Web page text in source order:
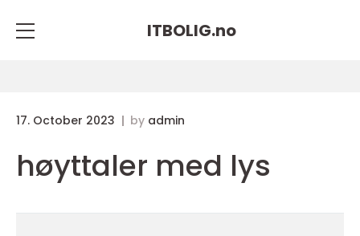
ITBOLIG.no
17. October 2023 by admin
høyttaler med lys